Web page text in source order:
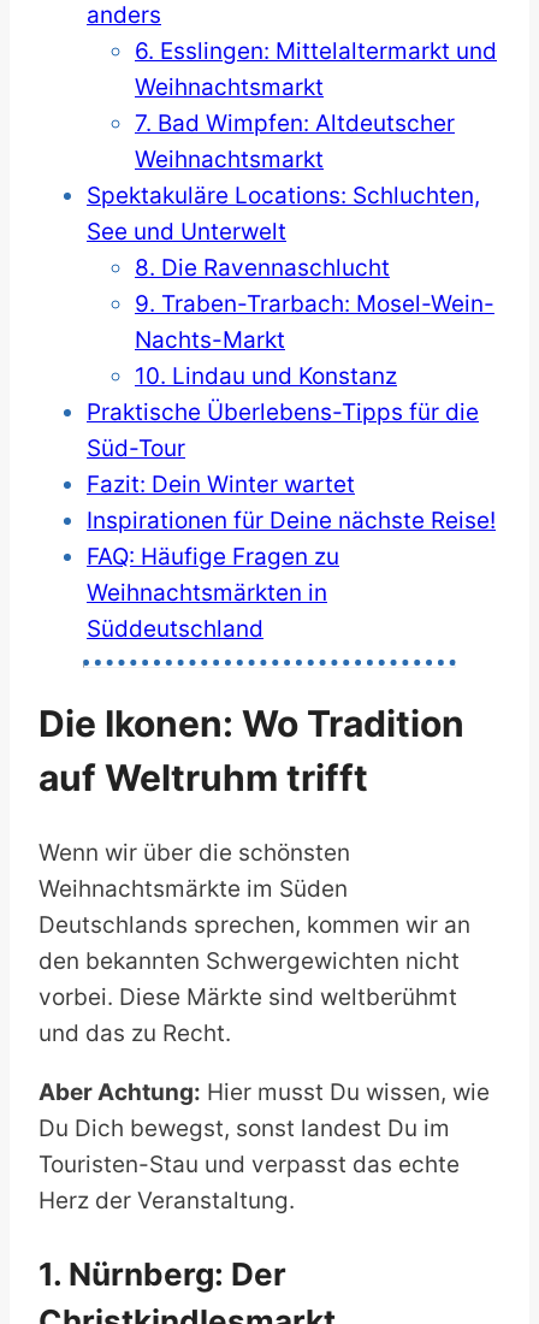
anders
6. Esslingen: Mittelaltermarkt und
Weihnachtsmarkt
7. Bad Wimpfen: Altdeutscher
Weihnachtsmarkt
Spektakuläre Locations: Schluchten,
See und Unterwelt
8. Die Ravennaschlucht
9. Traben-Trarbach: Mosel-Wein-
Nachts-Markt
10. Lindau und Konstanz
Praktische Überlebens-Tipps für die
Süd-Tour
Fazit: Dein Winter wartet
Inspirationen für Deine nächste Reise!
FAQ: Häufige Fragen zu
Weihnachtsmärkten in
Süddeutschland
Die Ikonen: Wo Tradition
auf Weltruhm trifft
Wenn wir über die schönsten
Weihnachtsmärkte im Süden
Deutschlands sprechen, kommen wir an
den bekannten Schwergewichten nicht
vorbei. Diese Märkte sind weltberühmt
und das zu Recht.
Aber Achtung: Hier musst Du wissen, wie
Du Dich bewegst, sonst landest Du im
Touristen-Stau und verpasst das echte
Herz der Veranstaltung.
1. Nürnberg: Der